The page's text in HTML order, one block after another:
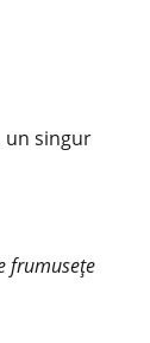
un singur
frumusețe